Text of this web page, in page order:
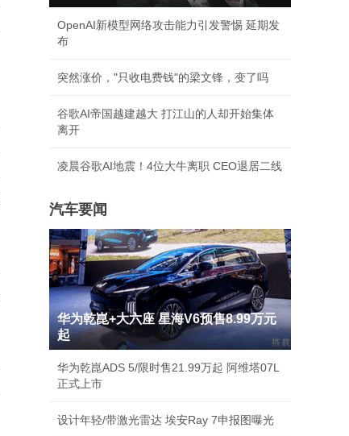
OpenAI新模型网络攻击能力引发警惕 延期发
布
突然涨价，"只收电费钱"的梁文锋，变了吗
谷歌AI帝国越建越大 打江山的人却开始集体
离开
凌晨谷歌AI地震！4位大牛离职 CEO退居二线
汽车要闻
华为乾崑+大六座 星海V6预售8.99万元
起
华为乾崑ADS 5/限时售21.99万起 阿维塔07L
正式上市
设计年轻/带激光雷达 埃安Ray 7申报图曝光